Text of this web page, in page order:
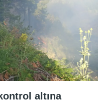
altına